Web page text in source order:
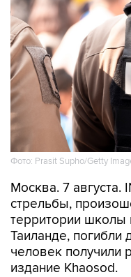
Фото: Prasit Supho/Getty
Москва. 7 августа.
стрельбы,
территории школы
Таиланде, погибли
человек получили
издание Khaosod.